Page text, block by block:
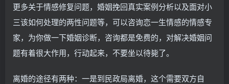
更多关于情感修复问题，婚姻挽回真实案例分析以及面对小
三该如何处理的两性问题等，可以咨询恋一生情感的情感专
家，为你做一下婚姻诊断，咨询都是免费的，对解决婚姻问
题有着很大作用，行动起来，不要坐以待毙了。
离婚的途径有两种：一是到民政局离婚，这个需要双方自